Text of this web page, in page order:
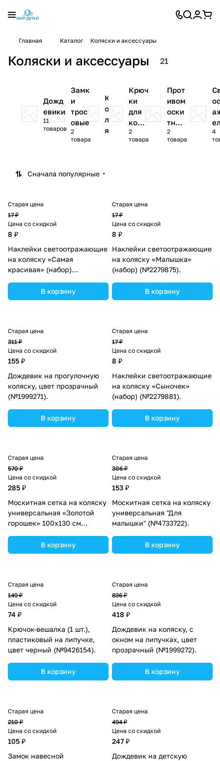
Главная Каталог Коляски и аксессуары
Коляски и аксессуары 21
Дожд
евики
11
товаров
Замк
и
трос
овые
2
товара
К
о
л
я
Крюч
ки
для
коля
ски
2
товара
Прот
ивом
оски
тные
сетк
и
2
товара
4
Сначала популярные
Старая цена
17 ₽
Цена со скидкой
8 ₽
Наклейки светоотражающие
на коляску «Самая
красивая» (набор)
В корзину
Старая цена
17 ₽
Цена со скидкой
8 ₽
Наклейки светоотражающие
на коляску «Малышка»
(набор) (№2279875).
В корзину
Старая цена
311 ₽
Цена со скидкой
155 ₽
Дождевик на прогулочную
коляску, цвет прозрачный
(№1999271).
В корзину
Старая цена
17 ₽
Цена со скидкой
8 ₽
Наклейки светоотражающие
на коляску «Сыночек»
(набор) (№2279881).
В корзину
Старая цена
570 ₽
Цена со скидкой
285 ₽
Москитная сетка на коляску
универсальная «Золотой
горошек» 100х130 см
В корзину
Старая цена
306 ₽
Цена со скидкой
153 ₽
Москитная сетка на коляску
универсальная "Для
малышки" (№4733722).
В корзину
Старая цена
149 ₽
Цена со скидкой
74 ₽
Крючок-вешалка (1 шт.),
пластиковый на липучке,
цвет черный (№9426154).
В корзину
Старая цена
836 ₽
Цена со скидкой
418 ₽
Дождевик на коляску, с
окном на липучках, цвет
прозрачный (№1999272).
В корзину
Старая цена
210 ₽
Цена со скидкой
105 ₽
Замок навесной
Старая цена
494 ₽
Цена со скидкой
247 ₽
Дождевик на детскую